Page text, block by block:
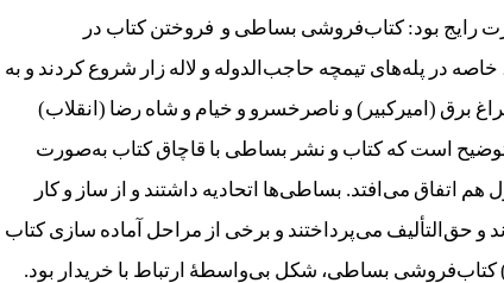
رایج بود: کتاب‌فروشی بساطی و فروختن کتاب در
در پله‌های تیمچه حاجب‌الدوله و لاله زار شروع کردند و به
برق (امیرکبیر) و ناصرخسرو و خیام و شاه رضا (انقلاب)
توضیح است که کتاب‌ و نشر بساطی با قاچاق کتاب به‌صورت
می‌افتد. بساطی‌ها اتحادیه داشتند و از ساز و کار
حق‌التألیف می‌پرداختند و برخی از مراحل آماده سازی کتاب
ویرایش و نمونه‌خوانی را کنار خیابان انجام می‌دادند.(۱) کتاب‌فروشی بساطی، شکل بی‌واسطۀ ارتباط با خریدار بود.